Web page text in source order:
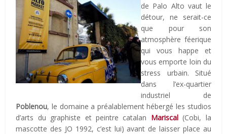
de Palo Alto vaut le
détour, ne serait-ce
que pour son
atmosphère féerique
qui vous happe et
vous emporte loin du
stress urbain. Situé
dans l’ex-quartier
industriel de
Poblenou, le domaine a préalablement hébergé les studios
d’arts du graphiste et peintre catalan Mariscal (Cobi, la
mascotte des JO 1992, c’est lui) avant de laisser place au